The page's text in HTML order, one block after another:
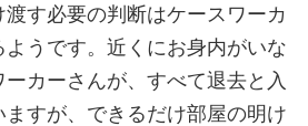
す必要の判断はケースワーカ
うです。近くにお身内がいな
カーさんが、すべて退去と入
すが、できるだけ部屋の明け